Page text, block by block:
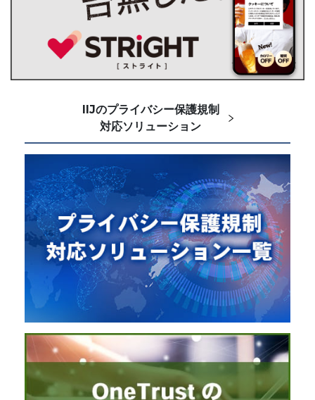
IIJのプライバシー保護規制
対応ソリューション